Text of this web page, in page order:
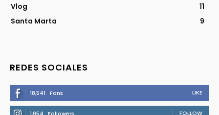
Vlog
11
Santa Marta
9
REDES SOCIALES
18,541 Fans LIKE
FOLLOW